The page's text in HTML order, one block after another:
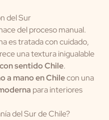
del Sur
del proceso manual.
es tratada con cuidado,
una textura inigualable
sentido Chile.
a mano en Chilecon una
para interiores
del Sur de Chile?